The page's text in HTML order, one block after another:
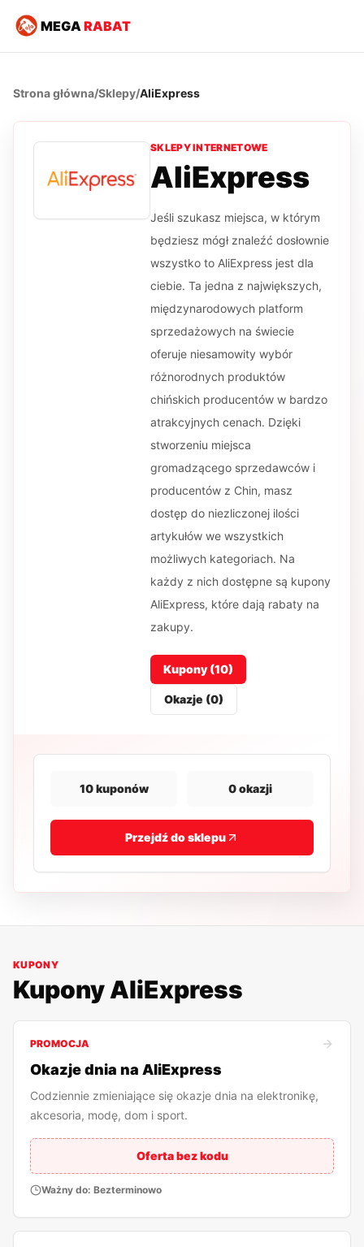
MEGARABAT
Strona główna/Sklepy/AliExpress
SKLEPY INTERNETOWE
AliExpress
Jeśli szukasz miejsca, w którym
będziesz mógł znaleźć dosłownie
wszystko to AliExpress jest dla
ciebie. Ta jedna z największych,
międzynarodowych platform
sprzedażowych na świecie
oferuje niesamowity wybór
różnorodnych produktów
chińskich producentów w bardzo
atrakcyjnych cenach. Dzięki
stworzeniu miejsca
gromadzącego sprzedawców i
producentów z Chin, masz
dostęp do niezliczonej ilości
artykułów we wszystkich
możliwych kategoriach. Na
każdy z nich dostępne są kupony
AliExpress, które dają rabaty na
zakupy.
Kupony (10)
Okazje (0)
10kuponów 0okazji
Przejdź do sklepu
KUPONY
KuponyAliExpress
PROMOCJA
Okazje dnia na AliExpress
Codziennie zmieniające się okazje dnia na elektronikę,
akcesoria, modę, dom i sport.
Oferta bez kodu
Ważny do: Bezterminowo